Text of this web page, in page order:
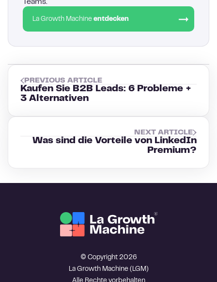
Teams.
La Growth Machine entdecken
PREVIOUS ARTICLE
Kaufen Sie B2B Leads: 6 Probleme +
3 Alternativen
NEXT ARTICLE
Was sind die Vorteile von LinkedIn
Premium?
© Copyright 2026
La Growth Machine (LGM)